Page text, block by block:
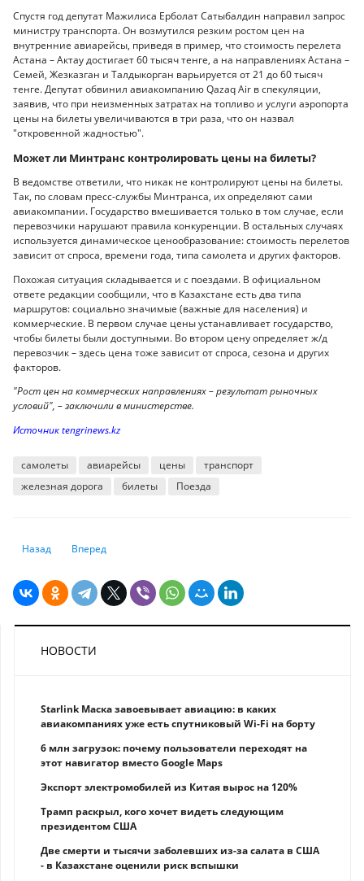
Спустя год депутат Мажилиса Ерболат Сатыбалдин направил запрос
министру транспорта. Он возмутился резким ростом цен на
внутренние авиарейсы, приведя в пример, что стоимость перелета
Астана – Актау достигает 60 тысяч тенге, а на направлениях Астана –
Семей, Жезказган и Талдыкорган варьируется от 21 до 60 тысяч
тенге. Депутат обвинил авиакомпанию Qazaq Air в спекуляции,
заявив, что при неизменных затратах на топливо и услуги аэропорта
цены на билеты увеличиваются в три раза, что он назвал
"откровенной жадностью".
Может ли Минтранс контролировать цены на билеты?
В ведомстве ответили, что никак не контролируют цены на билеты.
Так, по словам пресс-службы Минтранса, их определяют сами
авиакомпании. Государство вмешивается только в том случае, если
перевозчики нарушают правила конкуренции. В остальных случаях
используется динамическое ценообразование: стоимость перелетов
зависит от спроса, времени года, типа самолета и других факторов.
Похожая ситуация складывается и с поездами. В официальном
ответе редакции сообщили, что в Казахстане есть два типа
маршрутов: социально значимые (важные для населения) и
коммерческие. В первом случае цены устанавливает государство,
чтобы билеты были доступными. Во втором цену определяет ж/д
перевозчик – здесь цена тоже зависит от спроса, сезона и других
факторов.
"Рост цен на коммерческих направлениях – результат рыночных
условий", – заключили в министерстве.
Источник tengrinews.kz
самолеты авиарейсы цены
транспорт
железная дорога
билеты Поезда
Предыдущий: Выезд за границу с долгами в Казахстане: это возможно
Назад Следующий: Рассказываем о рефинансировании
Вперед
НОВОСТИ
Starlink Маска завоевывает авиацию: в каких
авиакомпаниях уже есть спутниковый Wi-Fi на борту
6 млн загрузок: почему пользователи переходят на
этот навигатор вместо Google Maps
Экспорт электромобилей из Китая вырос на 120%
Трамп раскрыл, кого хочет видеть следующим
президентом США
Две смерти и тысячи заболевших из-за салата в США
- в Казахстане оценили риск вспышки